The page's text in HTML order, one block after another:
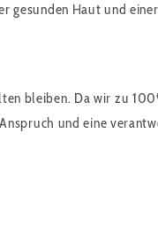
Haut und
bleiben. Da wir zu
und eine